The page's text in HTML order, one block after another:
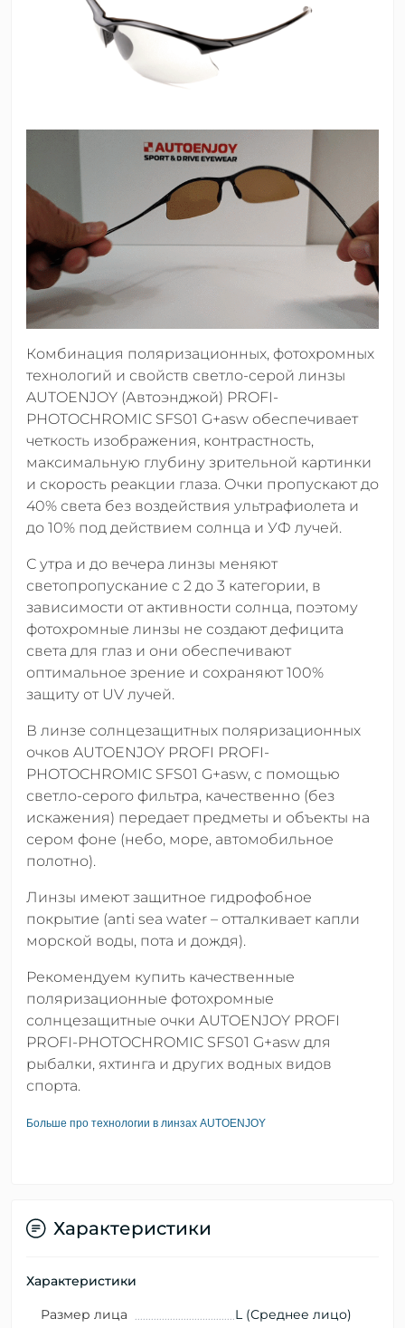
Комбинация поляризационных, фотохромных
технологий и свойств светло-серой линзы
AUTOENJOY (Автоэнджой) PROFI-
PHOTOCHROMIC SFS01 G+asw обеспечивает
четкость изображения, контрастность,
максимальную глубину зрительной картинки
и скорость реакции глаза. Очки пропускают до
40% света без воздействия ультрафиолета и
до 10% под действием солнца и УФ лучей.
С утра и до вечера линзы меняют
светопропускание с 2 до 3 категории, в
зависимости от активности солнца, поэтому
фотохромные линзы не создают дефицита
света для глаз и они обеспечивают
оптимальное зрение и сохраняют 100%
защиту от UV лучей.
В линзе солнцезащитных поляризационных
очков AUTOENJOY PROFI PROFI-
PHOTOCHROMIC SFS01 G+asw, с помощью
светло-серого фильтра, качественно (без
искажения) передает предметы и объекты на
сером фоне (небо, море, автомобильное
полотно).
Линзы имеют защитное гидрофобное
покрытие (anti sea water – отталкивает капли
морской воды, пота и дождя).
Рекомендуем купить качественные
поляризационные фотохромные
солнцезащитные очки AUTOENJOY PROFI
PROFI-PHOTOCHROMIC SFS01 G+asw для
рыбалки, яхтинга и других водных видов
спорта.
Больше про технологии в линзах AUTOENJOY
Характеристики
Характеристики
Размер лица L (Среднее лицо)